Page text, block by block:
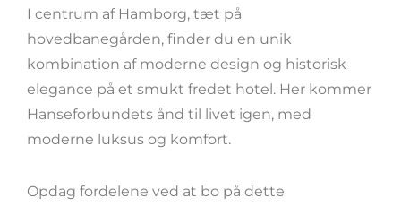
I centrum af Hamborg, tæt på
hovedbanegården, finder du en unik
kombination af moderne design og historisk
elegance på et smukt fredet hotel. Her kommer
Hanseforbundets ånd til livet igen, med
moderne luksus og komfort.
Opdag fordelene ved at bo på dette